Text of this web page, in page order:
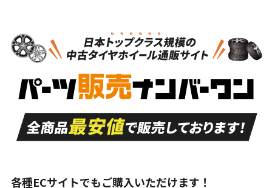
S
品）
S
新車外し品（新古
付き
A
走行距離も少なく、
目立つ傷もほとんど
ない中古品
A
走行距離も少なく、
非常に状態の良い中
古品
な中古品
んどない中古品
各種ECサイトでもご購入いただけます！